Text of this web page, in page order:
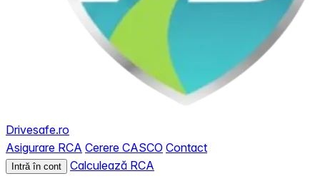
Drivesafe.ro
Asigurare RCA Cerere CASCO Contact
Intră în cont Calculează RCA